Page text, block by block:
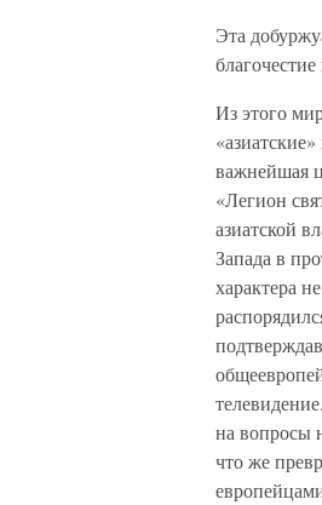
Эта
Из этого
важнейшая
«Легион
азиатской
Запада в
характера
на вопросы
что же